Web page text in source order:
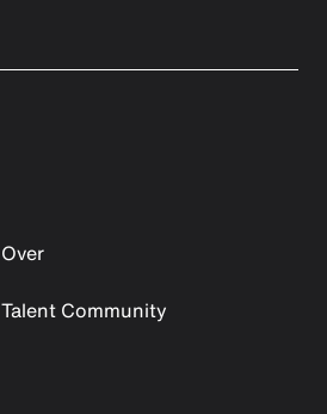
Over
Talent Community